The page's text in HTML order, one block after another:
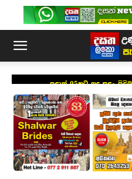
පළාත් 05කට තද සුළං